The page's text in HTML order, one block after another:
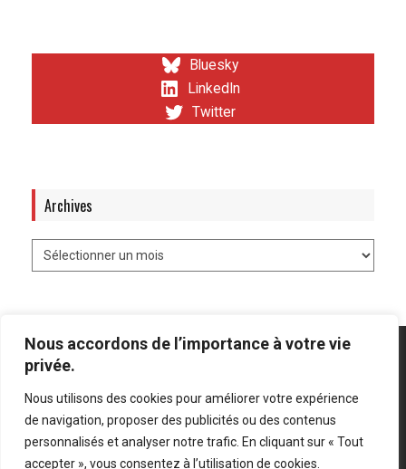
Nous accordons de l’importance à votre vie
privée.
Nous utilisons des cookies pour améliorer votre expérience
de navigation, proposer des publicités ou des contenus
personnalisés et analyser notre trafic. En cliquant sur « Tout
accepter », vous consentez à l’utilisation de cookies.
Bluesky
LinkedIn
Twitter
Archives
Mentions légales Politique de confidentialité
Bluesky
LinkedIn
Twitter